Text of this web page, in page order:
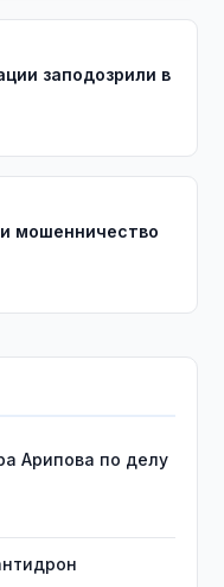
заподозрили в
мошенничество
Арипова по делу